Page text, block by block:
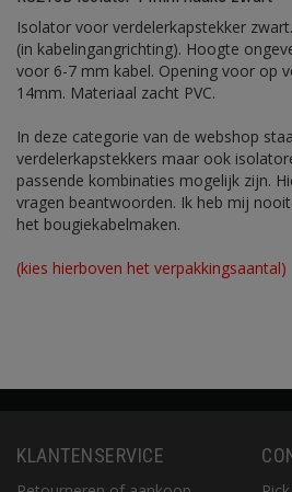
Isolator voor verdelerkapstekker
(in kabelingangrichting). Hoogte
voor 6-7 mm kabel. Opening voor op
14mm. Materiaal zacht PVC.
In deze categorie van de webshop
verdelerkapstekkers maar ook
passende kombinaties mogelijk zijn.
vragen beantwoorden. Ik heb mij
het bougiekabelmaken.
(kies hierboven het verpakkingsaantal)
KLANTENSERVICE